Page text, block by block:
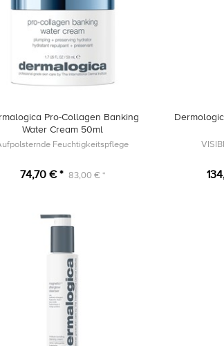
Pro-Collagen Banking
Water Cream 50ml
Feuchtigkeitspflege
74,70 € * 83,00 € *